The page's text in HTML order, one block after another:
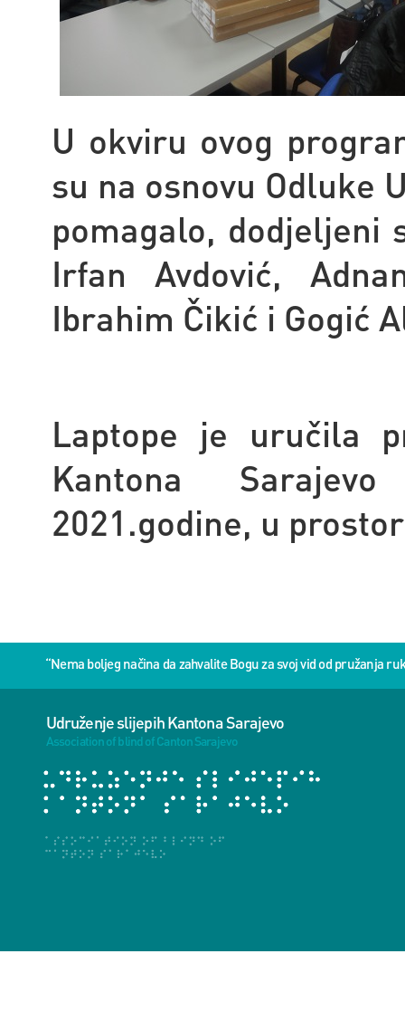
U okviru ovog
su na osnovu Odluke
pomagalo, dodjeljeni
Irfan Avdović,
Ibrahim Čikić i Gogić
Laptope je uručila
Kantona
2021.godine, u
“Nema boljeg načina da zahvalite Bogu za svoj vid od pružanja
Udruženje slijepih Kantona Sarajevo
Association of blind of Canton Sarajevo